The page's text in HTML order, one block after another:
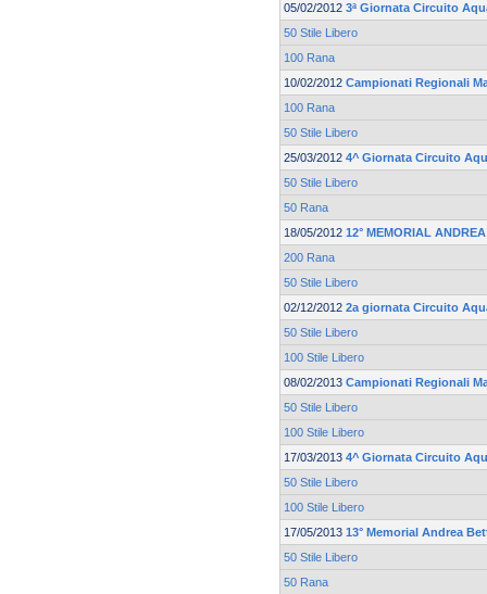
05/02/2012 3ª Giornata Circuito
50 Stile Libero
100 Rana
10/02/2012 Campionati Regionali
100 Rana
50 Stile Libero
25/03/2012 4^ Giornata Circuito
50 Stile Libero
50 Rana
18/05/2012 12° MEMORIAL
200 Rana
50 Stile Libero
02/12/2012 2a giornata Circuito
50 Stile Libero
100 Stile Libero
08/02/2013 Campionati Regionali
50 Stile Libero
100 Stile Libero
17/03/2013 4^ Giornata Circuito
50 Stile Libero
100 Stile Libero
17/05/2013 13° Memorial Andrea
50 Stile Libero
50 Rana